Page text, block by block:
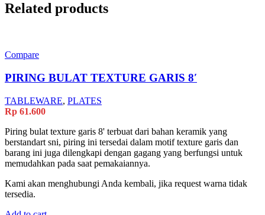
Related products
Compare
PIRING BULAT TEXTURE GARIS 8′
TABLEWARE, PLATES
Rp 61.600
Piring bulat texture garis 8' terbuat dari bahan keramik yang
berstandart sni, piring ini tersedai dalam motif texture garis dan
barang ini juga dilengkapi dengan gagang yang berfungsi untuk
memudahkan pada saat pemakaiannya.
Kami akan menghubungi Anda kembali, jika request warna tidak
tersedia.